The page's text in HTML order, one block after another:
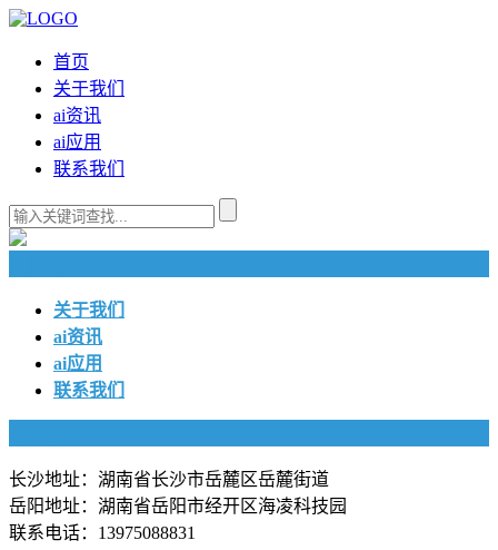
首页
关于我们
ai资讯
ai应用
联系我们
关于我们
ai资讯
ai应用
联系我们
长沙地址：湖南省长沙市岳麓区岳麓街道
岳阳地址：湖南省岳阳市经开区海凌科技园
联系电话：13975088831